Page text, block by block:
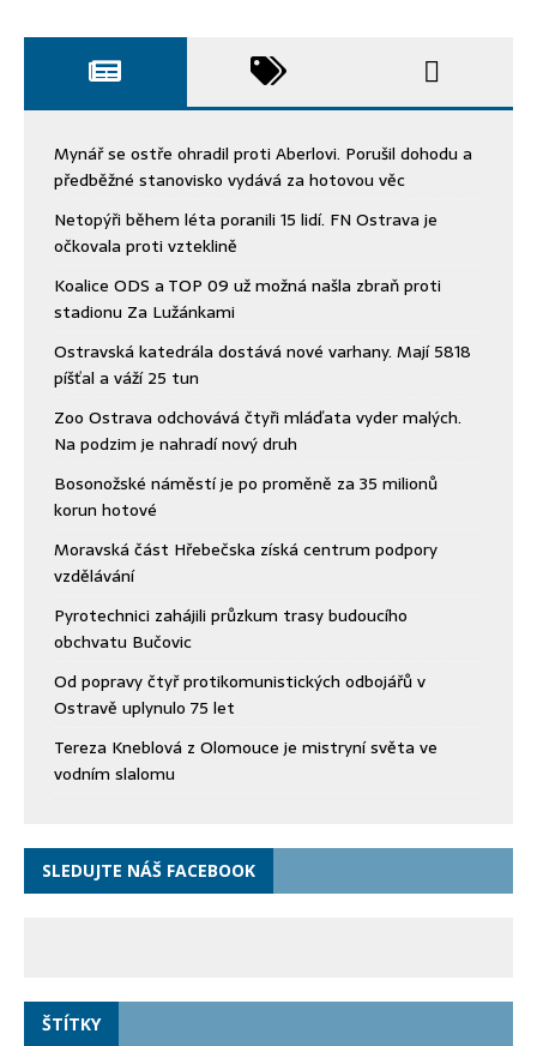
Mynář se ostře ohradil proti Aberlovi. Porušil dohodu a
předběžné stanovisko vydává za hotovou věc
Netopýři během léta poranili 15 lidí. FN Ostrava je
očkovala proti vzteklině
Koalice ODS a TOP 09 už možná našla zbraň proti
stadionu Za Lužánkami
Ostravská katedrála dostává nové varhany. Mají 5818
píšťal a váží 25 tun
Zoo Ostrava odchovává čtyři mláďata vyder malých.
Na podzim je nahradí nový druh
Bosonožské náměstí je po proměně za 35 milionů
korun hotové
Moravská část Hřebečska získá centrum podpory
vzdělávání
Pyrotechnici zahájili průzkum trasy budoucího
obchvatu Bučovic
Od popravy čtyř protikomunistických odbojářů v
Ostravě uplynulo 75 let
Tereza Kneblová z Olomouce je mistryní světa ve
vodním slalomu
SLEDUJTE NÁŠ FACEBOOK
ŠTÍTKY